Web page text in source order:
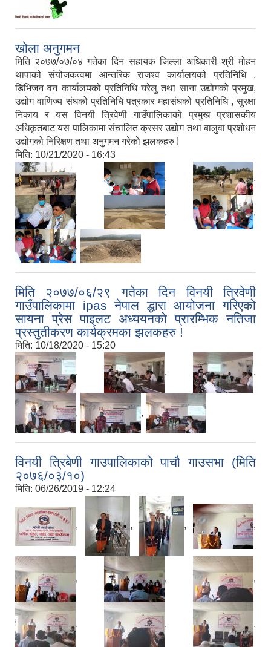
खोला अनुगमन
मिति २०७७/०७/०४ गतेका दिन सहायक जिल्ला अधिकारी श्री मोहन
थापाको संयोजकत्वमा आन्तरिक राजश्व कार्यालयको प्रतिनिधि ,
डिभिजन वन कार्यालयको प्रतिनिधि घरेलु तथा साना उद्योगको प्रमुख,
उद्योग वाणिज्य संघको प्रतिनिधि पत्रकार महासंघको प्रतिनिधि , सुरक्षा
निकाय र यस विनयी त्रिवेणी गाउँपालिकाकाे प्रमुख प्रशासकीय
अधिकृतबाट यस पालिकामा संचालित क्रसर उद्योग तथा बालुवा प्रशोधन
उद्योगको निरिक्षण तथा अनुगमन गरेकाे झलकहरु !
मिति: 10/21/2020 - 16:43
, , ,
, , ,
,
मिति २०७७/०६/२९ गतेका दिन विनयी त्रिवेणी
गाउँपालिकामा ipas नेपाल द्धारा आयोजना गरिएको
सायना प्रेस पाइलट अध्ययनको प्रारम्भिक नतिजा
प्रस्तुतीकरण कार्यक्रमका झलकहरु !
मिति: 10/18/2020 - 15:20
, , ,
, ,
विनयी त्रिबेणी गाउपालिकाको पाचौ गाउसभा (मिति
२०७६/०३/१०)
मिति: 06/26/2019 - 12:24
, , , ,
, , ,
, , ,